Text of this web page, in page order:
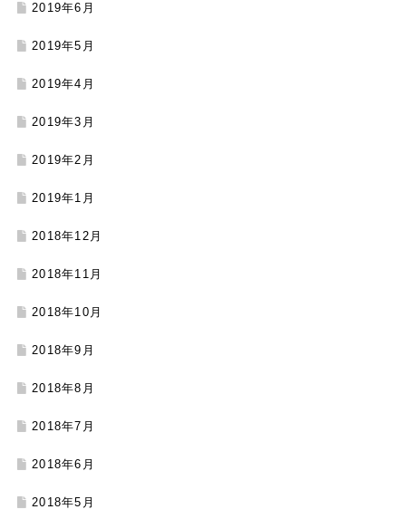
2019年6月
2019年5月
2019年4月
2019年3月
2019年2月
2019年1月
2018年12月
2018年11月
2018年10月
2018年9月
2018年8月
2018年7月
2018年6月
2018年5月